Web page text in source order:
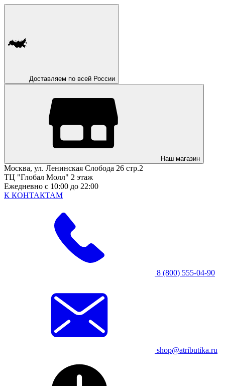
Доставляем по всей России
Наш магазин
Москва, ул. Ленинская Слобода 26 стр.2
ТЦ "Глобал Молл" 2 этаж
Ежедневно с 10:00 до 22:00
К КОНТАКТАМ
8 (800) 555-04-90
shop@atributika.ru